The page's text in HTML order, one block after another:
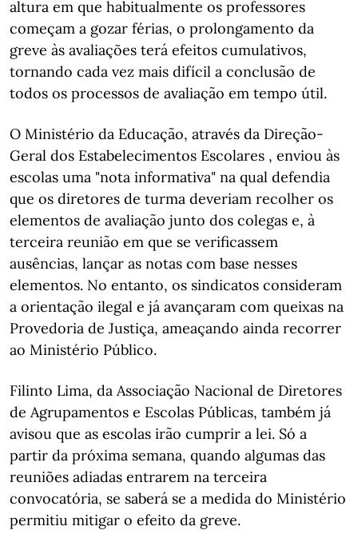
altura em que habitualmente os professores
começam a gozar férias, o prolongamento da
greve às avaliações terá efeitos cumulativos,
tornando cada vez mais difícil a conclusão de
todos os processos de avaliação em tempo útil.
O Ministério da Educação, através da Direção-
Geral dos Estabelecimentos Escolares , enviou às
escolas uma "nota informativa" na qual defendia
que os diretores de turma deveriam recolher os
elementos de avaliação junto dos colegas e, à
terceira reunião em que se verificassem
ausências, lançar as notas com base nesses
elementos. No entanto, os sindicatos consideram
a orientação ilegal e já avançaram com queixas na
Provedoria de Justiça, ameaçando ainda recorrer
ao Ministério Público.
Filinto Lima, da Associação Nacional de Diretores
de Agrupamentos e Escolas Públicas, também já
avisou que as escolas irão cumprir a lei. Só a
partir da próxima semana, quando algumas das
reuniões adiadas entrarem na terceira
convocatória, se saberá se a medida do Ministério
permitiu mitigar o efeito da greve.